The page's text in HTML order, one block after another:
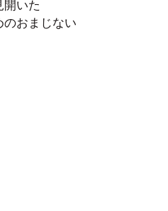
開いた
のおまじない